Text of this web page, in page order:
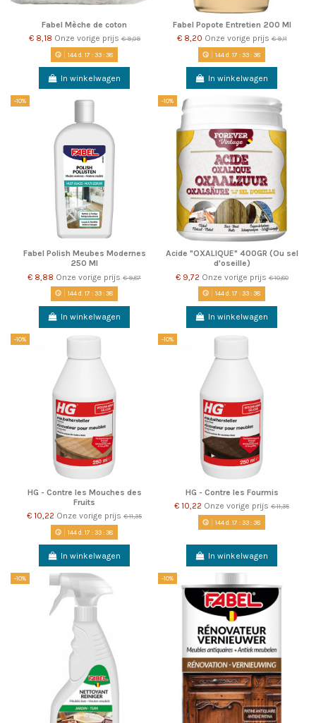
Fabel Mèche de coton
€ 8,18 Onze vorige prijs€ 9,09
144d. 17 :33:38
In winkelwagen
Fabel Popote Entretien 200 Ml
€ 8,20 Onze vorige prijs€ 9,11
144d. 17 :33:38
In winkelwagen
-10%
Fabel Polish Meubes Modernes
250 Ml
€ 8,88 Onze vorige prijs € 9,87
144d. 17 :33:38
In winkelwagen
-10%
Acide "OXALIQUE" 400GR (Ou sel
d'oseille)
€ 9,72 Onze vorige prijs€ 10,80
144d. 17 :33:38
In winkelwagen
-10%
HG - Contre les Mouches des
Fruits
€ 10,22 Onze vorige prijs € 11,35
144d. 17 :33:38
In winkelwagen
-10%
HG - Contre les Fourmis
€ 10,22 Onze vorige prijs € 11,35
144d. 17 :33:38
In winkelwagen
-10% -10%